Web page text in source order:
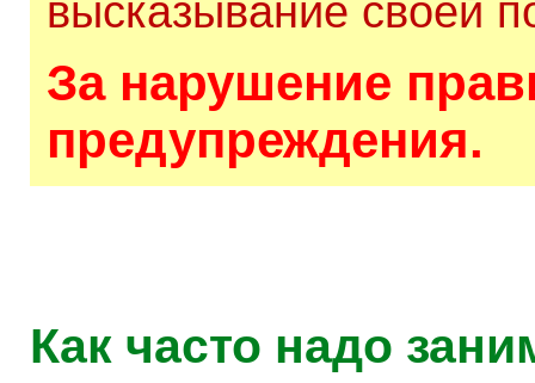
высказывание своей
За нарушение
предупреждения.
Как часто надо